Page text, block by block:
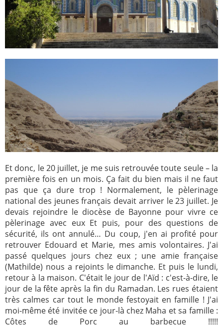
Et donc, le 20 juillet, je me suis retrouvée toute seule – la
première fois en un mois. Ça fait du bien mais il ne faut
pas que ça dure trop ! Normalement, le pèlerinage
national des jeunes français devait arriver le 23 juillet. Je
devais rejoindre le diocèse de Bayonne pour vivre ce
pèlerinage avec eux Et puis, pour des questions de
sécurité, ils ont annulé… Du coup, j'en ai profité pour
retrouver Edouard et Marie, mes amis volontaires. J'ai
passé quelques jours chez eux ; une amie française
(Mathilde) nous a rejoints le dimanche. Et puis le lundi,
retour à la maison. C'était le jour de l'Aïd : c'est-à-dire, le
jour de la fête après la fin du Ramadan. Les rues étaient
très calmes car tout le monde festoyait en famille ! J'ai
moi-même été invitée ce jour-là chez Maha et sa famille :
Côtes de Porc au barbecue !!!!!